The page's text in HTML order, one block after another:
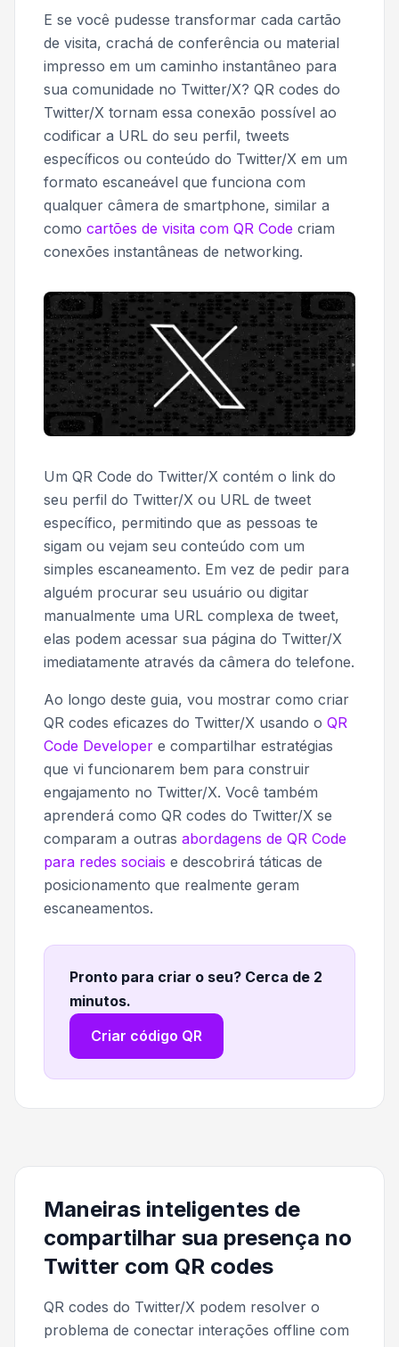
E se você pudesse transformar cada cartão
de visita, crachá de conferência ou material
impresso em um caminho instantâneo para
sua comunidade no Twitter/X? QR codes do
Twitter/X tornam essa conexão possível ao
codificar a URL do seu perfil, tweets
específicos ou conteúdo do Twitter/X em um
formato escaneável que funciona com
qualquer câmera de smartphone, similar a
como cartões de visita com QR Code criam
conexões instantâneas de networking.
Um QR Code do Twitter/X contém o link do
seu perfil do Twitter/X ou URL de tweet
específico, permitindo que as pessoas te
sigam ou vejam seu conteúdo com um
simples escaneamento. Em vez de pedir para
alguém procurar seu usuário ou digitar
manualmente uma URL complexa de tweet,
elas podem acessar sua página do Twitter/X
imediatamente através da câmera do telefone.
Ao longo deste guia, vou mostrar como criar
QR codes eficazes do Twitter/X usando o QR
Code Developer e compartilhar estratégias
que vi funcionarem bem para construir
engajamento no Twitter/X. Você também
aprenderá como QR codes do Twitter/X se
comparam a outras abordagens de QR Code
para redes sociais e descobrirá táticas de
posicionamento que realmente geram
escaneamentos.
Pronto para criar o seu? Cerca de 2
minutos.
Criar código QR
Maneiras inteligentes de
compartilhar sua presença no
Twitter com QR codes
QR codes do Twitter/X podem resolver o
problema de conectar interações offline com